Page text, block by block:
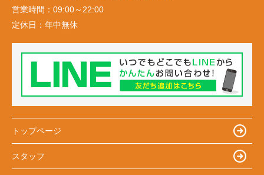
営業時間： 09:00～22:00
定休日： 年中無休
トップページ
スタッフ